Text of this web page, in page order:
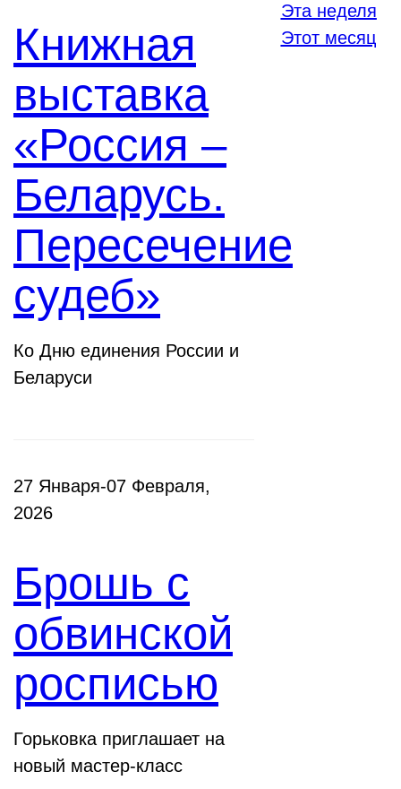
Книжная
выставка
«Россия –
Беларусь.
Пересечение
судеб»
Ко Дню единения России и
Беларуси
27 Января-07 Февраля,
2026
Брошь с
обвинской
росписью
Горьковка приглашает на
новый мастер-класс
Эта неделя
Этот месяц